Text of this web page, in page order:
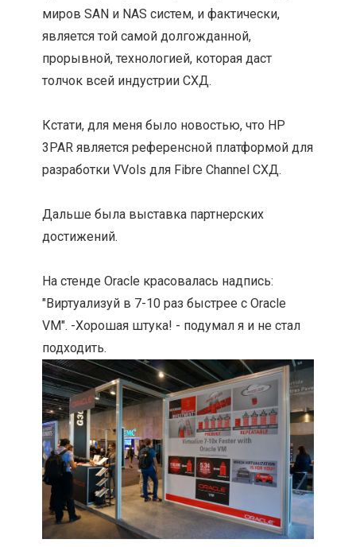
миров SAN и NAS систем, и фактически,
является той самой долгожданной,
прорывной, технологией, которая даст
толчок всей индустрии СХД.
Кстати, для меня было новостью, что HP
3PAR является референсной платформой для
разработки VVols для Fibre Channel СХД.
Дальше была выставка партнерских
достижений.
На стенде Oracle красовалась надпись:
"Виртуализуй в 7-10 раз быстрее с Oracle
VM". -Хорошая штука! - подумал я и не стал
подходить.